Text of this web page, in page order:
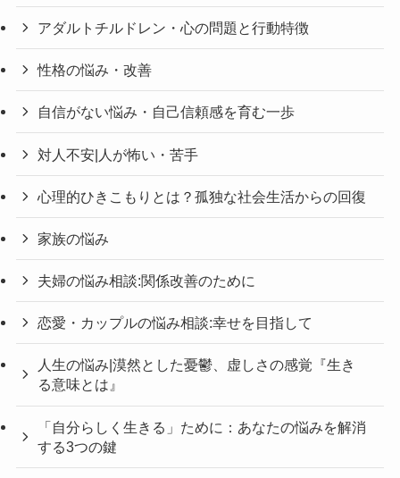
アダルトチルドレン・心の問題と行動特徴
性格の悩み・改善
自信がない悩み・自己信頼感を育む一歩
対人不安|人が怖い・苦手
心理的ひきこもりとは？孤独な社会生活からの回復
家族の悩み
夫婦の悩み相談:関係改善のために
恋愛・カップルの悩み相談:幸せを目指して
人生の悩み|漠然とした憂鬱、虚しさの感覚『生き
る意味とは』
「自分らしく生きる」ために：あなたの悩みを解消
する3つの鍵